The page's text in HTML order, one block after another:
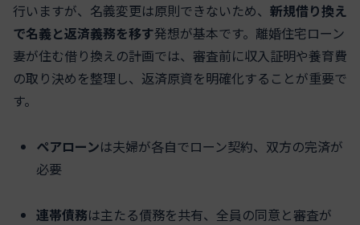
行いますが、名義変更は原則できないため、 新規借り換え
で名義と返済義務を移す発想が基本です。離婚住宅ローン
妻が住む借り換えの計画では、審査前に収入証明や養育費
の取り決めを整理し、返済原資を明確化することが重要で
す。
ペアローンは夫婦が各自でローン契約、双方の完済が
必要
連帯債務は主たる債務を共有、全員の同意と審査が